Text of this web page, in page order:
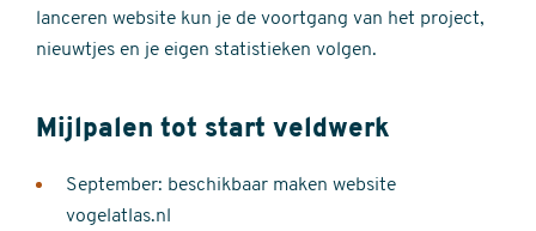
lanceren website kun je de voortgang van het project,
nieuwtjes en je eigen statistieken volgen.
Mijlpalen tot start veldwerk
September: beschikbaar maken website
vogelatlas.nl